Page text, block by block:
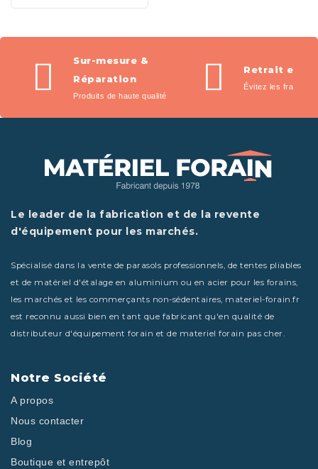
Sur-mesure &
Réparation
Produits de haute qualité
Retrait en
Évitez les frais de
Le leader de la fabrication et de la revente
d'équipement pour les marchés.
Spécialisé dans la vente de parasols professionnels, de tentes pliables
et de matériel d'étalage en aluminium ou en acier pour les forains,
les marchés et les commerçants non-sédentaires, materiel-forain.fr
est reconnu aussi bien en tant que fabricant qu'en qualité de
distributeur d'équipement forain et de materiel forain pas cher.
Notre Société
A propos
Nous contacter
Blog
Boutique et entrepôt